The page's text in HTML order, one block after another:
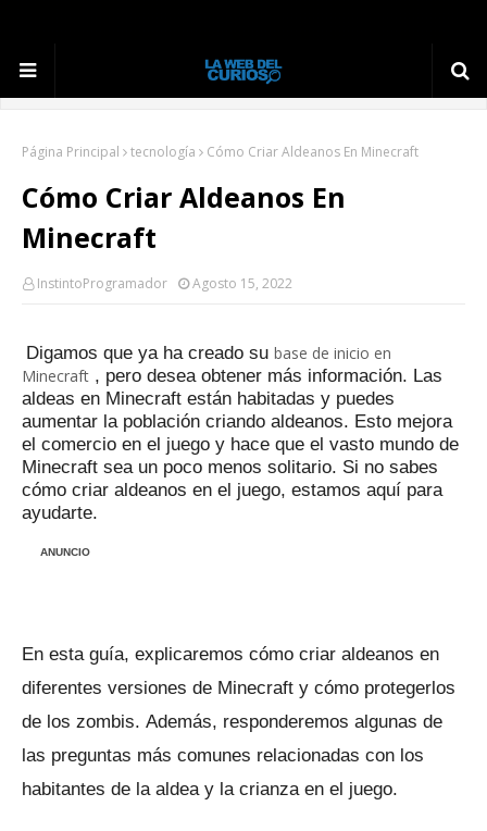
Página Principal tecnología Cómo Criar Aldeanos En Minecraft
Cómo Criar Aldeanos En
Minecraft
InstintoProgramador Agosto 15, 2022
Digamos que ya ha creado su base de inicio en
Minecraft , pero desea obtener más información. Las
aldeas en Minecraft están habitadas y puedes
aumentar la población criando aldeanos. Esto mejora
el comercio en el juego y hace que el vasto mundo de
Minecraft sea un poco menos solitario. Si no sabes
cómo criar aldeanos en el juego, estamos aquí para
ayudarte.
ANUNCIO
En esta guía, explicaremos cómo criar aldeanos en
diferentes versiones de Minecraft y cómo protegerlos
de los zombis. Además, responderemos algunas de
las preguntas más comunes relacionadas con los
habitantes de la aldea y la crianza en el juego.